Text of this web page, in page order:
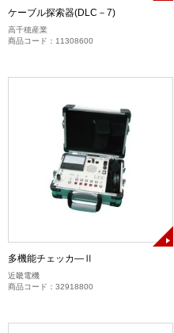
ケーブル探索器(DLC－7)
高千穂産業
商品コード：11308600
多機能チェッカ―Ⅱ
近畿電機
商品コード：32918800